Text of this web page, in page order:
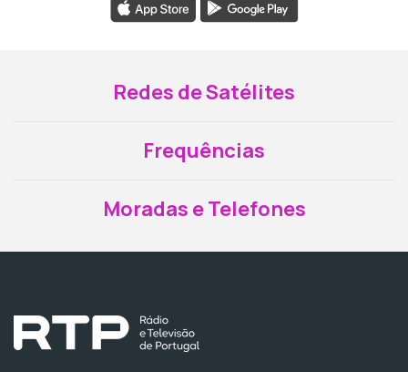
Redes de Satélites
Frequências
Moradas e Telefones